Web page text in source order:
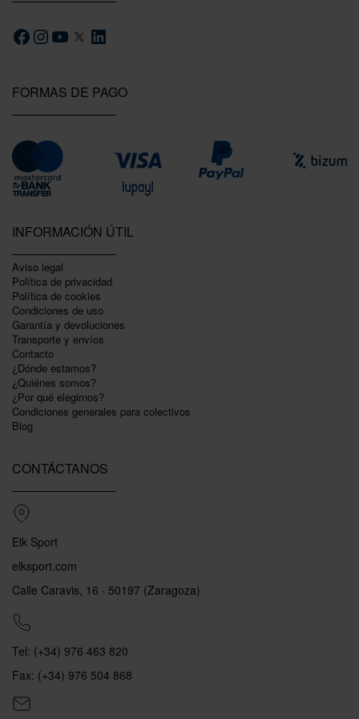
FORMAS DE PAGO
INFORMACIÓN ÚTIL
Aviso legal
Política de privacidad
Polí­tica de cookies
Condiciones de uso
Garantí­a y devoluciones
Transporte y envíos
Contacto
¿Dónde estamos?
¿Quiénes somos?
¿Por qué elegirnos?
Condiciones generales para colectivos
Blog
CONTÁCTANOS
Elk Sport
elksport.com
Calle Caravis, 16 · 50197 (Zaragoza)
Tel: (+34) 976 463 820
Fax: (+34) 976 504 868